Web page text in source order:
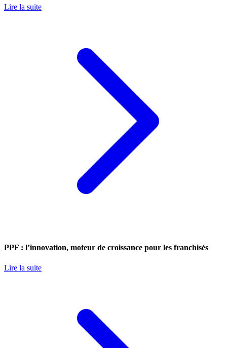
Lire la suite
PPF : l’innovation, moteur de croissance pour les franchisés
Lire la suite